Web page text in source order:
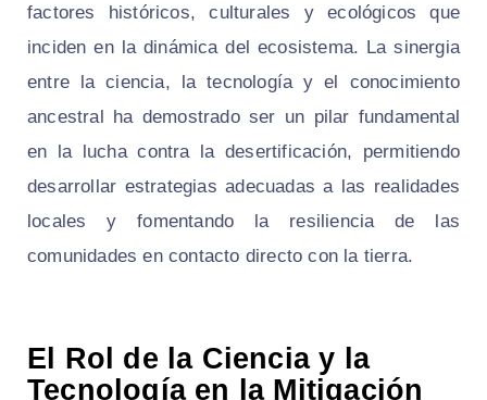
factores históricos, culturales y ecológicos que
inciden en la dinámica del ecosistema. La sinergia
entre la ciencia, la tecnología y el conocimiento
ancestral ha demostrado ser un pilar fundamental
en la lucha contra la desertificación, permitiendo
desarrollar estrategias adecuadas a las realidades
locales y fomentando la resiliencia de las
comunidades en contacto directo con la tierra.
El Rol de la Ciencia y la
Tecnología en la Mitigación